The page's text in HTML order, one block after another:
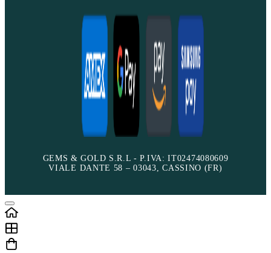
GEMS & GOLD S.R.L - P.IVA: IT02474080609
VIALE DANTE 58 – 03043, CASSINO (FR)